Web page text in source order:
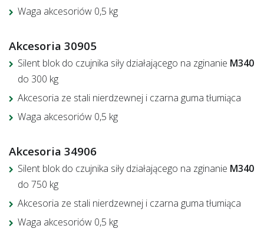
Waga akcesoriów 0,5 kg
Akcesoria 30905
Silent blok do czujnika siły działającego na zginanie M340
do 300 kg
Akcesoria ze stali nierdzewnej i czarna guma tłumiąca
Waga akcesoriów 0,5 kg
Akcesoria 34906
Silent blok do czujnika siły działającego na zginanie M340
do 750 kg
Akcesoria ze stali nierdzewnej i czarna guma tłumiąca
Waga akcesoriów 0,5 kg